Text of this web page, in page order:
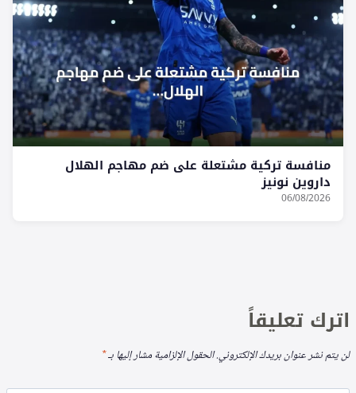
منافسة تركية مشتعلة على ضم مهاجم الهلال
داروين نونيز
06/08/2026
اترك تعليقاً
لن يتم نشر عنوان بريدك الإلكتروني.الحقول الإلزامية مشار إليها بـ*